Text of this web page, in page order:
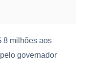
8 milhões aos
governador